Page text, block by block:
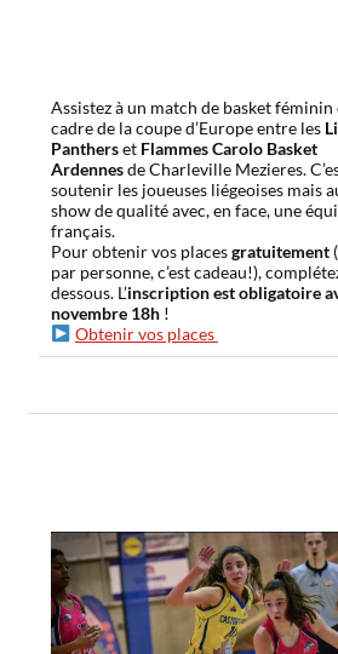
Assistez à un match de basket
cadre de la coupe d’Europe entre les
Pantherset Flammes Carolo Basket
Ardennesde Charleville Mezieres.
soutenir les joueuses liégeoises mais
show de qualité avec, en face, une
français.
Pour obtenir vos placesgratuitement
par personne, c’est cadeau!),
dessous. L’inscription est obligatoire
novembre 18h !
Obtenir vos places